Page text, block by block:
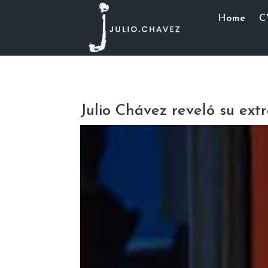
Home
Julio Chávez reveló su